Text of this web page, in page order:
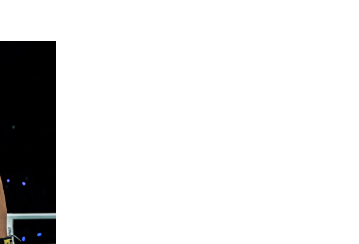
วบรวม ใช้งาน และเปิด
เรา ท่านสามารถยกเลิก
ลา